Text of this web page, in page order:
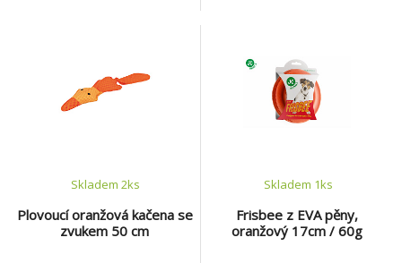
oranžová
Plovoucí oranžová kačena se
zvukem 50 cm
Skladem 2ks
Frisbee z EVA pěny,
oranžový 17cm / 60g
Skladem 1ks